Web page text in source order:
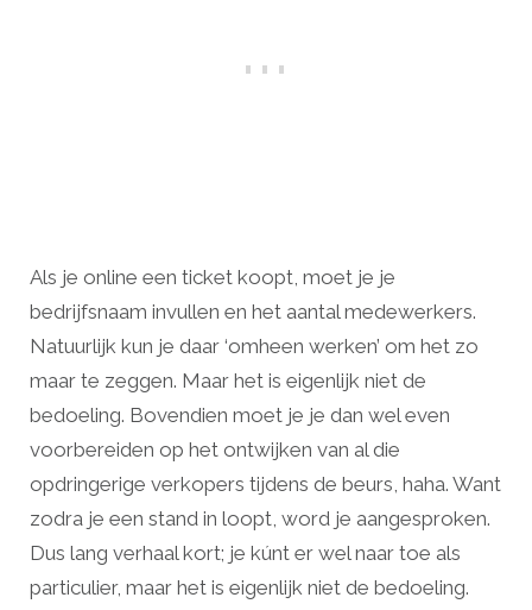
Als je online een ticket koopt, moet je je
bedrijfsnaam invullen en het aantal medewerkers.
Natuurlijk kun je daar ‘omheen werken’ om het zo
maar te zeggen. Maar het is eigenlijk niet de
bedoeling. Bovendien moet je je dan wel even
voorbereiden op het ontwijken van al die
opdringerige verkopers tijdens de beurs, haha. Want
zodra je een stand in loopt, word je aangesproken.
Dus lang verhaal kort; je kúnt er wel naar toe als
particulier, maar het is eigenlijk niet de bedoeling.